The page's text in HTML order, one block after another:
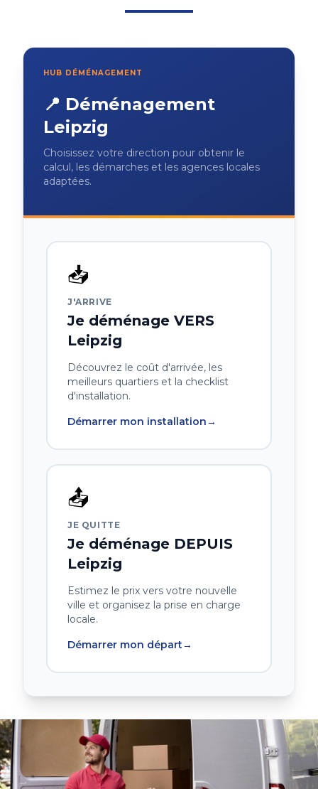
HUB DÉMÉNAGEMENT
📍 Déménagement
Leipzig
Choisissez votre direction pour obtenir le
calcul, les démarches et les agences locales
adaptées.
📥
J'ARRIVE
Je déménage VERS
Leipzig
Découvrez le coût d'arrivée, les
meilleurs quartiers et la checklist
d'installation.
Démarrer mon installation→
📤
JE QUITTE
Je déménage DEPUIS
Leipzig
Estimez le prix vers votre nouvelle
ville et organisez la prise en charge
locale.
Démarrer mon départ→